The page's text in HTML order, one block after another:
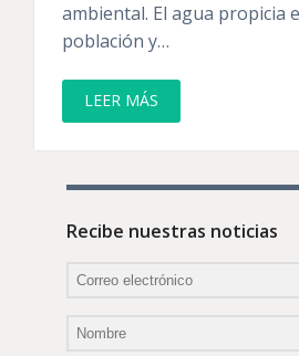
ambiental. El agua propicia
población y…
LEER MÁS
Recibe nuestras noticias